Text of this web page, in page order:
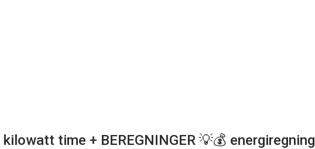
time + BEREGNINGER 💡💰 energiregning